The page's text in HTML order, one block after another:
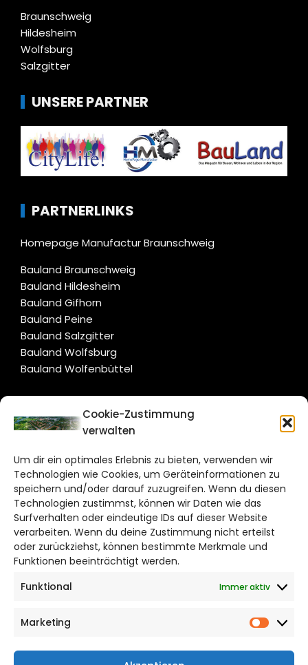
Cookie-Zustimmung
verwalten
Um dir ein optimales Erlebnis zu bieten, verwenden wir
Technologien wie Cookies, um Geräteinformationen zu
speichern und/oder darauf zuzugreifen. Wenn du diesen
Technologien zustimmst, können wir Daten wie das
Surfverhalten oder eindeutige IDs auf dieser Website
verarbeiten. Wenn du deine Zustimmung nicht erteilst
oder zurückziehst, können bestimmte Merkmale und
Funktionen beeinträchtigt werden.
Funktional
Immer aktiv
Marketing
Braunschweig
Hildesheim
Wolfsburg
Salzgitter
UNSERE PARTNER
PARTNERLINKS
Homepage Manufactur Braunschweig
Bauland Braunschweig
Bauland Hildesheim
Bauland Gifhorn
Bauland Peine
Bauland Salzgitter
Bauland Wolfsburg
Bauland Wolfenbüttel
CITYLIFE!
Bruchtorwall 12
38100 Braunschweig
Telefon: 0531 387220 – 65
DAS STADTMAGAZIN FÜR
SALZGITTER
Impressum
Cookie Richtlinie